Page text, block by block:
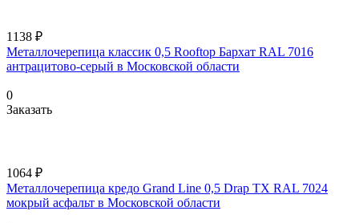
1138 ₽
Металлочерепица классик 0,5 Rooftop Бархат RAL 7016
антрацитово-серый в Московской области
0
Заказать
1064 ₽
Металлочерепица кредо Grand Line 0,5 Drap TX RAL 7024
мокрый асфальт в Московской области